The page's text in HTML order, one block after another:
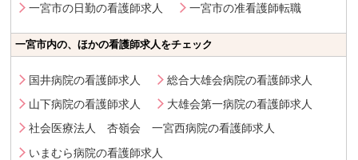
一宮市の日勤の看護師求人 一宮市の准看護師転職
一宮市内の、ほかの看護師求人をチェック
国井病院の看護師求人
総合大雄会病院の看護師求人
山下病院の看護師求人
大雄会第一病院の看護師求人
社会医療法人 杏嶺会 一宮西病院の看護師求人
いまむら病院の看護師求人